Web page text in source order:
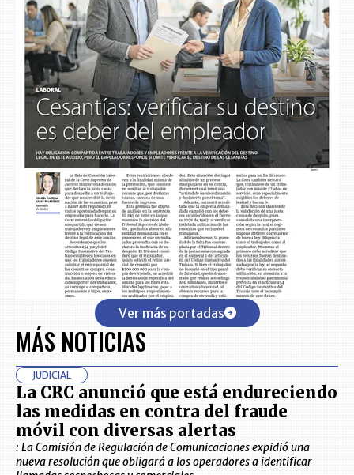
Ver más portadas
MÁS NOTICIAS
JUDICIAL
La CRC anunció que está endureciendo
las medidas en contra del fraude
móvil con diversas alertas
: La Comisión de Regulación de Comunicaciones expidió una
nueva resolución que obligará a los operadores a identificar